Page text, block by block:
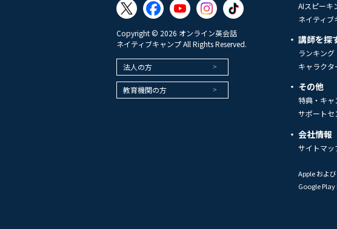
Copyright © 2026 オンライン英会話
ネイティブキャンプ All Rights Reserved.
法人の方
教育機関の方
AIスピーキ
ネイティブ
講師を探
ランキング
キャラク
その他
特典・キャ
サポートセ
会社情報
サイトマッ
Apple およ
Google Play